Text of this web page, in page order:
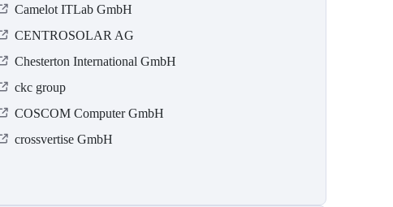
Camelot ITLab GmbH
CENTROSOLAR AG
Chesterton International GmbH
ckc group
COSCOM Computer GmbH
crossvertise GmbH